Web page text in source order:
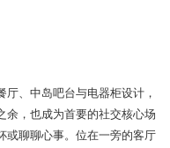
、中岛吧台与电器柜设计，
余，也成为首要的社交核心场
或聊聊心事。位在一旁的客厅